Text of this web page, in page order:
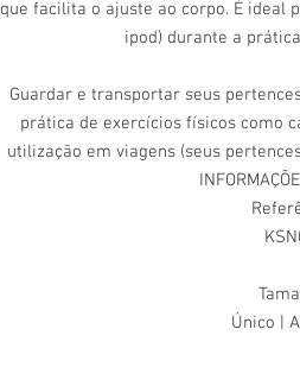
que facilita o ajuste ao corpo. É ideal
ipod) durante a
Guardar e transportar seus
prática de exercícios físicos como
utilização em viagens (seus
Único |